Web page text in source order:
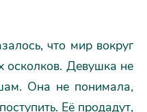
что мир вокруг
осколков. Девушка не
Она не понимала,
Её продадут,